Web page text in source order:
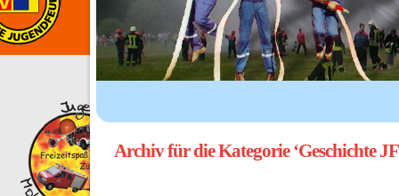
Archiv für die Kategorie ‘Geschichte